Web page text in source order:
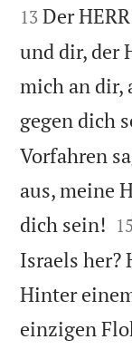
13 Der
und dir, der
mich an dir,
gegen dich
Vorfahren
aus, meine
dich sein! 

15
Israels her?
Hinter
einzigen